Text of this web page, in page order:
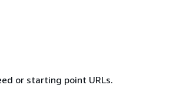
or starting point URLs.